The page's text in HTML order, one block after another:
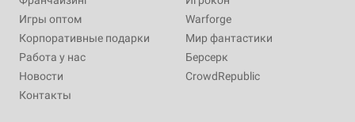
Игры оптом
Корпоративные подарки
Работа у нас
Новости
Контакты
Warforge
Мир фантастики
Берсерк
CrowdRepublic